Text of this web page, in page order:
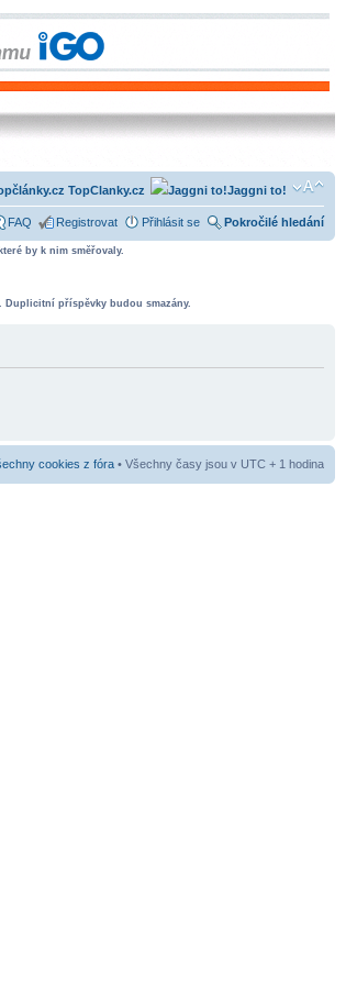
Jaggni to!
TopClanky.cz
FAQ Registrovat Přihlásit se Pokročilé hledání
by k nim směřovaly.
Duplicitní příspěvky budou smazány.
cookies z fóra • Všechny časy jsou v UTC + 1 hodina